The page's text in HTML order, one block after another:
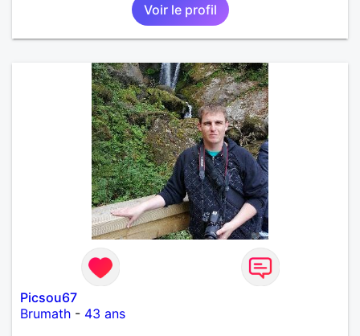
Voir le profil
Picsou67
Brumath - 43 ans